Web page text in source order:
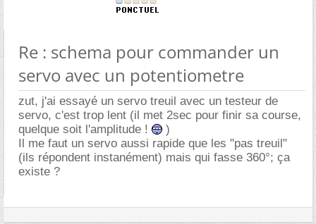
Re : schema pour commander un
servo avec un potentiometre
zut, j'ai essayé un servo treuil avec un testeur de
servo, c'est trop lent (il met 2sec pour finir sa course,
quelque soit l'amplitude !
)
Il me faut un servo aussi rapide que les "pas treuil"
(ils répondent instanément) mais qui fasse 360°; ça
existe ?